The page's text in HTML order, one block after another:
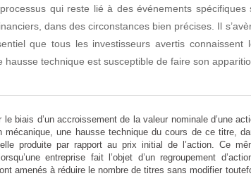
qui reste lié à des événements spécifiques
dans des circonstances bien précises. Il
que tous les investisseurs avertis connaissent
technique est susceptible de faire son
biais d’un accroissement de la valeur nominale d’une
mécanique, une hausse technique du cours de ce titre,
produite par rapport au prix initial de l’action. Ce
entreprise fait l’objet d’un regroupement
amenés à réduire le nombre de titres sans modifier